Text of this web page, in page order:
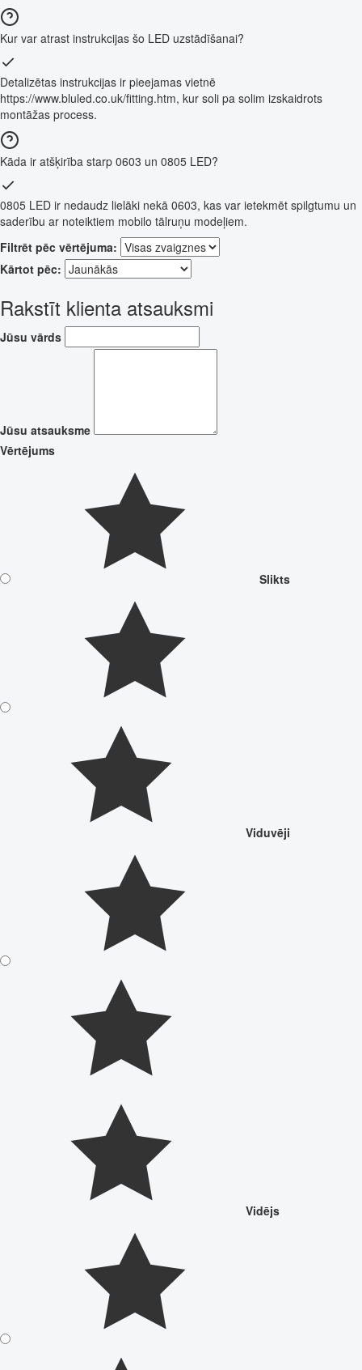
Kur var atrast instrukcijas šo LED uzstādīšanai?
Detalizētas instrukcijas ir pieejamas vietnē
https://www.bluled.co.uk/fitting.htm, kur soli pa solim izskaidrots
montāžas process.
Kāda ir atšķirība starp 0603 un 0805 LED?
0805 LED ir nedaudz lielāki nekā 0603, kas var ietekmēt spilgtumu un
saderību ar noteiktiem mobilo tālruņu modeļiem.
Filtrēt pēc vērtējuma:
Kārtot pēc:
Rakstīt klienta atsauksmi
Jūsu vārds
Jūsu atsauksme
Vērtējums
Slikts
Viduvēji
Vidējs